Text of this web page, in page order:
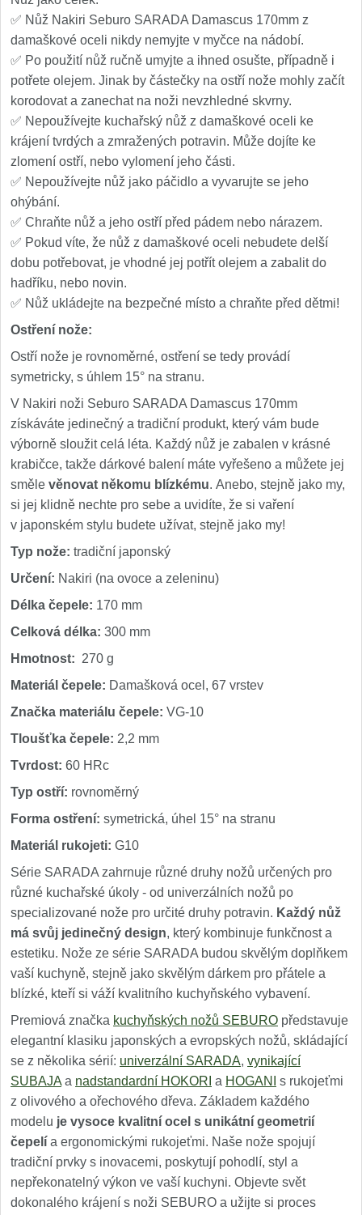
✅ Nůž Nakiri Seburo SARADA Damascus 170mm z
damaškové oceli nikdy nemyjte v myčce na nádobí.
✅ Po použití nůž ručně umyjte a ihned osušte, případně i
potřete olejem. Jinak by částečky na ostří nože mohly začít
korodovat a zanechat na noži nevzhledné skvrny.
✅ Nepoužívejte kuchařský nůž z damaškové oceli ke
krájení tvrdých a zmražených potravin. Může dojíte ke
zlomení ostří, nebo vylomení jeho části.
✅ Nepoužívejte nůž jako páčidlo a vyvarujte se jeho
ohýbání.
✅ Chraňte nůž a jeho ostří před pádem nebo nárazem.
✅ Pokud víte, že nůž z damaškové oceli nebudete delší
dobu potřebovat, je vhodné jej potřít olejem a zabalit do
hadříku, nebo novin.
✅ Nůž ukládejte na bezpečné místo a chraňte před dětmi!
Ostření nože:
Ostří nože je rovnoměrné, ostření se tedy provádí
symetricky, s úhlem 15° na stranu.
V Nakiri noži Seburo SARADA Damascus 170mm
získáváte jedinečný a tradiční produkt, který vám bude
výborně sloužit celá léta. Každý nůž je zabalen v krásné
krabičce, takže dárkové balení máte vyřešeno a můžete jej
směle věnovat někomu blízkému. Anebo, stejně jako my,
si jej klidně nechte pro sebe a uvidíte, že si vaření
v japonském stylu budete užívat, stejně jako my!
Typ nože: tradiční japonský
Určení: Nakiri (na ovoce a zeleninu)
Délka čepele: 170 mm
Celková délka: 300 mm
Hmotnost: 270 g
Materiál čepele: Damašková ocel, 67 vrstev
Značka materiálu čepele: VG-10
Tloušťka čepele: 2,2 mm
Tvrdost: 60 HRc
Typ ostří: rovnoměrný
Forma ostření: symetrická, úhel 15° na stranu
Materiál rukojeti: G10
Série SARADA zahrnuje různé druhy nožů určených pro
různé kuchařské úkoly - od univerzálních nožů po
specializované nože pro určité druhy potravin. Každý nůž
má svůj jedinečný design, který kombinuje funkčnost a
estetiku. Nože ze série SARADA budou skvělým doplňkem
vaší kuchyně, stejně jako skvělým dárkem pro přátele a
blízké, kteří si váží kvalitního kuchyňského vybavení.
Premiová značka kuchyňských nožů SEBURO představuje
elegantní klasiku japonských a evropských nožů, skládající
se z několika sérií: univerzální SARADA, vynikající
SUBAJA a nadstandardní HOKORI a HOGANI
s rukojeťmi
z olivového a ořechového dřeva. Základem každého
modelu je vysoce kvalitní ocel s unikátní geometrií
čepelí a ergonomickými rukojeťmi. Naše nože spojují
tradiční prvky s inovacemi, poskytují pohodlí, styl a
nepřekonatelný výkon ve vaší kuchyni. Objevte svět
dokonalého krájení s noži SEBURO a užijte si proces